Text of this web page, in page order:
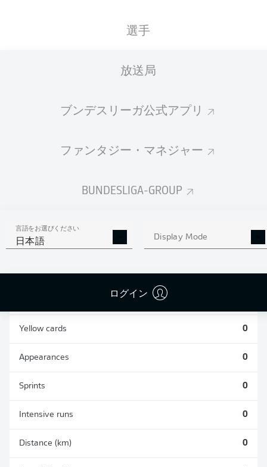
選手
放送局
ブンデスリーガ公式アプリ
ファンタジー・マネジャー
BUNDESLIGA-GROUP
言語をお選びください
日本語 Display Mode
ログイン
統計 シーズン 2019/2020
AERIAL DUELS
WON
Yellow cards 0
Appearances 0
Sprints 0
Intensive runs 0
Distance (km) 0